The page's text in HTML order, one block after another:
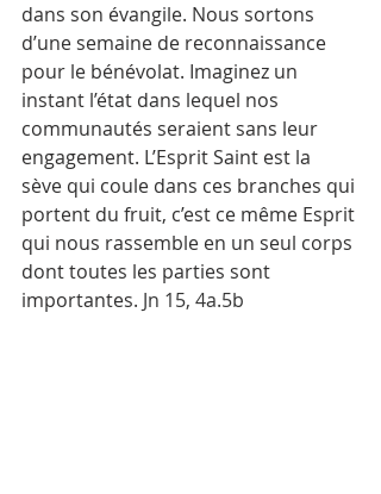
dans son évangile. Nous sortons
d’une semaine de reconnaissance
pour le bénévolat. Imaginez un
instant l’état dans lequel nos
communautés seraient sans leur
engagement. L’Esprit Saint est la
sève qui coule dans ces branches qui
portent du fruit, c’est ce même Esprit
qui nous rassemble en un seul corps
dont toutes les parties sont
importantes. Jn 15, 4a.5b